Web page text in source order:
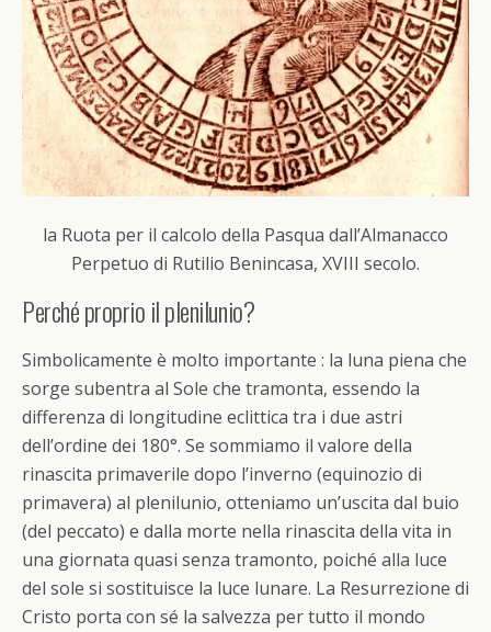
la Ruota per il calcolo della Pasqua dall’Almanacco
Perpetuo di Rutilio Benincasa, XVIII secolo.
Perché proprio il plenilunio?
Simbolicamente è molto importante : la luna piena che
sorge subentra al Sole che tramonta, essendo la
differenza di longitudine eclittica tra i due astri
dell’ordine dei 180°. Se sommiamo il valore della
rinascita primaverile dopo l’inverno (equinozio di
primavera) al plenilunio, otteniamo un’uscita dal buio
(del peccato) e dalla morte nella rinascita della vita in
una giornata quasi senza tramonto, poiché alla luce
del sole si sostituisce la luce lunare. La Resurrezione di
Cristo porta con sé la salvezza per tutto il mondo